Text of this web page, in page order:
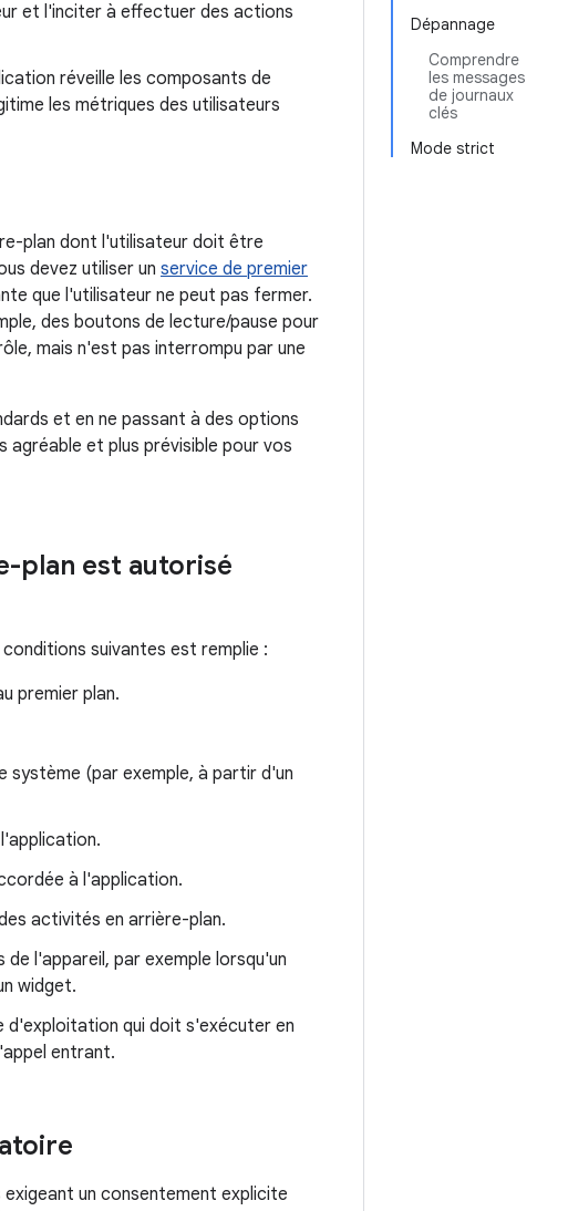
Dépannage
Comprendre
les messages
de journaux
clés
Mode strict
et l'inciter à effectuer des actions
réveille les composants de
les métriques des utilisateurs
plan dont l'utilisateur doit être
devez utiliser un service de premier
que l'utilisateur ne peut pas fermer.
des boutons de lecture/pause pour
mais n'est pas interrompu par une
et en ne passant à des options
agréable et plus prévisible pour vos
plan est autorisé
suivantes est remplie :
premier plan.
système (par exemple, à partir d'un
à l'application.
activités en arrière-plan.
l'appareil, par exemple lorsqu'un
widget.
d'exploitation qui doit s'exécuter en
entrant.
un consentement explicite